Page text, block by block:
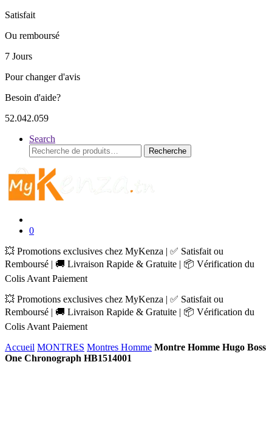
Satisfait
Ou remboursé
7 Jours
Pour changer d'avis
Besoin d'aide?
52.042.059
Search
Recherche
pour :
Recherche
0
💥 Promotions exclusives chez MyKenza | ✅ Satisfait ou
Remboursé | 🚚 Livraison Rapide & Gratuite | 📦 Vérification du
Colis Avant Paiement
💥 Promotions exclusives chez MyKenza | ✅ Satisfait ou
Remboursé | 🚚 Livraison Rapide & Gratuite | 📦 Vérification du
Colis Avant Paiement
Accueil MONTRES Montres Homme Montre Homme Hugo Boss
One Chronograph HB1514001